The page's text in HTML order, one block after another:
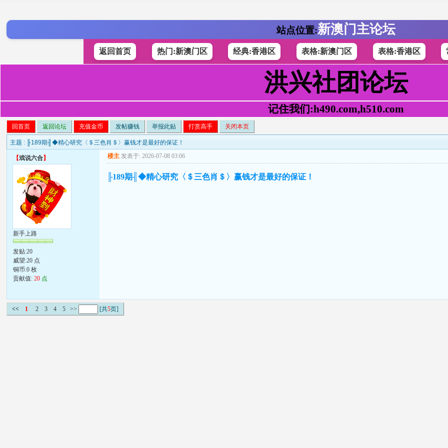
站点位置:新澳门主论坛
返回首页 热门:新澳门区 经典:香港区 表格:新澳门区 表格:香港区
洪兴社团论坛
记住我们:h490.com,h510.com
回首页 返回论坛 充值金币 发帖赚钱 举报此贴 打赏高手 关闭本页
主题 : ╟189期╢◆精心研究〈＄三色肖＄〉赢钱才是最好的保证！
【戏说六合】
新手上路
发贴:20
威望:20 点
铜币:0 枚
贡献值:20 点
楼主 发表于: 2026-07-08 03:06
╟189期╢◆精心研究〈＄三色肖＄〉赢钱才是最好的保证！
<< 1 2 3 4 5 >> [共5页]